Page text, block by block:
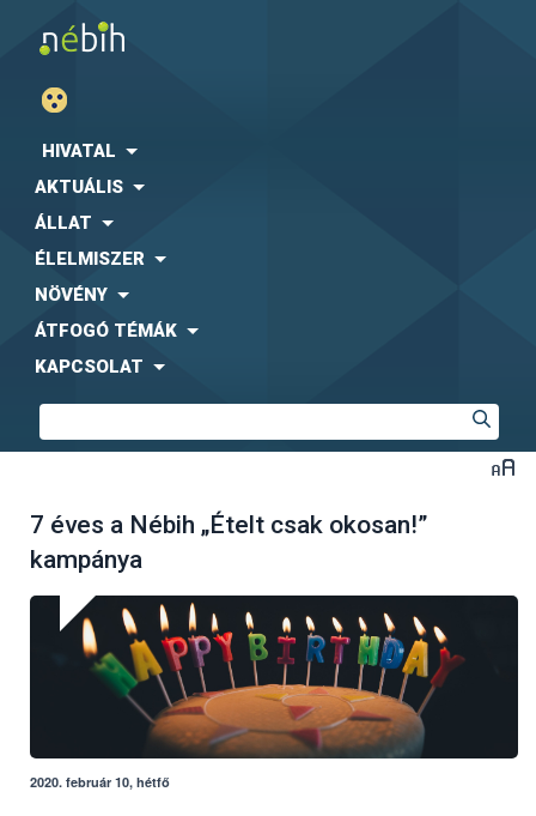
HIVATAL
AKTUÁLIS
ÁLLAT
ÉLELMISZER
NÖVÉNY
ÁTFOGÓ TÉMÁK
KAPCSOLAT
7 éves a Nébih „Ételt csak okosan!”
kampánya
2020. február 10, hétfő